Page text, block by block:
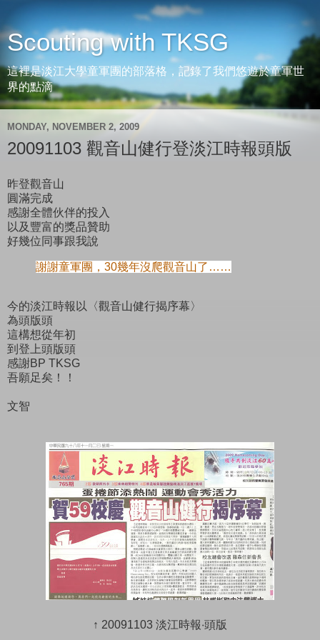
Scouting with TKSG
這裡是淡江大學童軍團的部落格，記錄了我們悠遊於童軍世
界的點滴
MONDAY, NOVEMBER 2, 2009
20091103 觀音山健行登淡江時報頭版
昨登觀音山
圓滿完成
感謝全體伙伴的投入
以及豐富的獎品贊助
好幾位同事跟我說
謝謝童軍團，30幾年沒爬觀音山了……
今的淡江時報以〈觀音山健行揭序幕〉
為頭版頭
這構想從年初
到登上頭版頭
感謝BP TKSG
吾願足矣！！
文智
↑ 20091103 淡江時報‧頭版